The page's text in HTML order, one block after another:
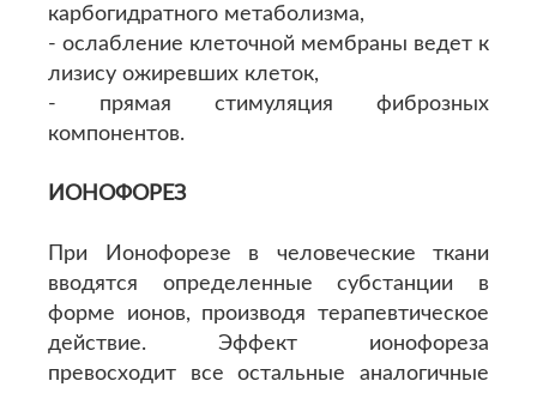
карбогидратного метаболизма,
- ослабление клеточной мембраны ведет к
лизису ожиревших клеток,
- прямая стимуляция фиброзных
компонентов.
ИОНОФОРЕЗ
При Ионофорезе в человеческие ткани
вводятся определенные субстанции в
форме ионов, производя терапевтическое
действие. Эффект ионофореза
превосходит все остальные аналогичные